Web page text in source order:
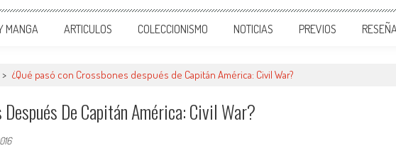
MANGA ARTICULOS COLECCIONISMO NOTICIAS PREVIOS
> ¿Qué pasó con Crossbones después de Capitán América: Civil War?
Después De Capitán América: Civil War?